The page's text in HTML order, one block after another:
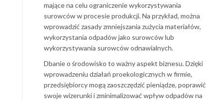
mające na celu ograniczenie wykorzystywania
surowców w procesie produkcji. Na przykład, można
wprowadzić zasady zmniejszania zużycia materiałów,
wykorzystania odpadów jako surowców lub
wykorzystywania surowców odnawialnych.
Dbanie o środowisko to ważny aspekt biznesu. Dzięki
wprowadzeniu działań proekologicznych w firmie,
przedsiębiorcy mogą zaoszczędzić pieniądze, poprawić
swoje wizerunki i zminimalizować wpływ odpadów na